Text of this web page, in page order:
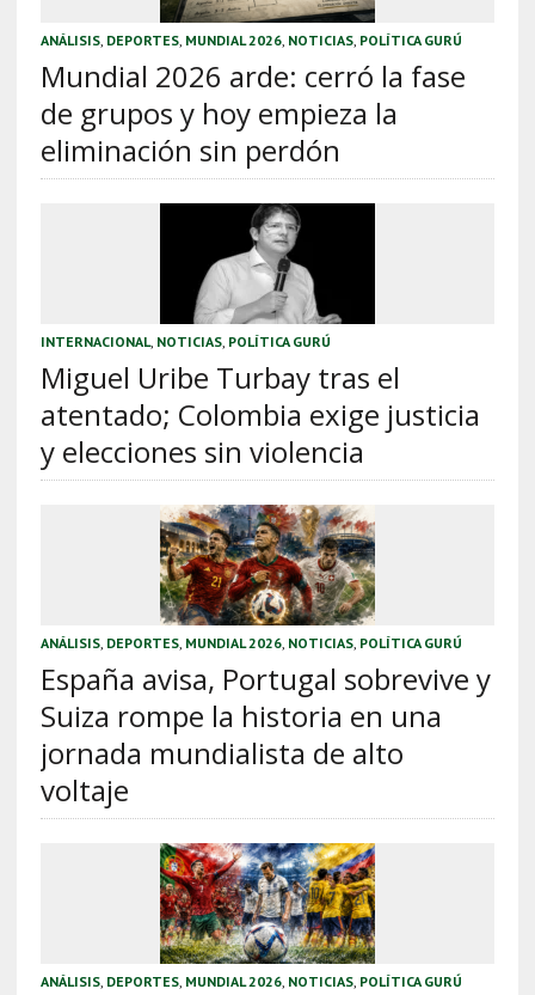
ANÁLISIS, DEPORTES, MUNDIAL 2026, NOTICIAS, POLÍTICA GURÚ
Mundial 2026 arde: cerró la fase
de grupos y hoy empieza la
eliminación sin perdón
INTERNACIONAL, NOTICIAS, POLÍTICA GURÚ
Miguel Uribe Turbay tras el
atentado; Colombia exige justicia
y elecciones sin violencia
ANÁLISIS, DEPORTES, MUNDIAL 2026, NOTICIAS, POLÍTICA GURÚ
España avisa, Portugal sobrevive y
Suiza rompe la historia en una
jornada mundialista de alto
voltaje
ANÁLISIS, DEPORTES, MUNDIAL 2026, NOTICIAS, POLÍTICA GURÚ